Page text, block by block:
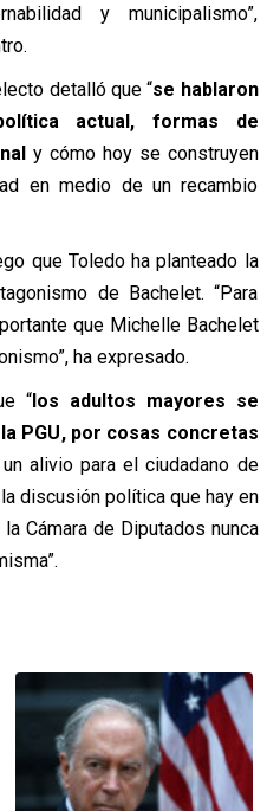
y municipalismo”,
detalló que “se hablaron
actual, formas de
y cómo hoy se construyen
en medio de un recambio
que Toledo ha planteado la
de Bachelet. “Para
que Michelle Bachelet
ha expresado.
“los adultos mayores se
PGU, por cosas concretas
alivio para el ciudadano de
discusión política que hay en
Cámara de Diputados nunca